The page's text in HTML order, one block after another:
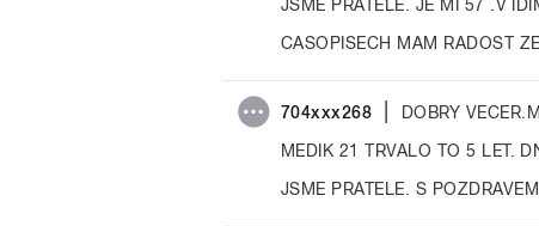
CASOPISECH MAM RADOST
704xxx268
DOBRY
MEDIK 21 TRVALO TO 5 LET.
JSME PRATELE. S